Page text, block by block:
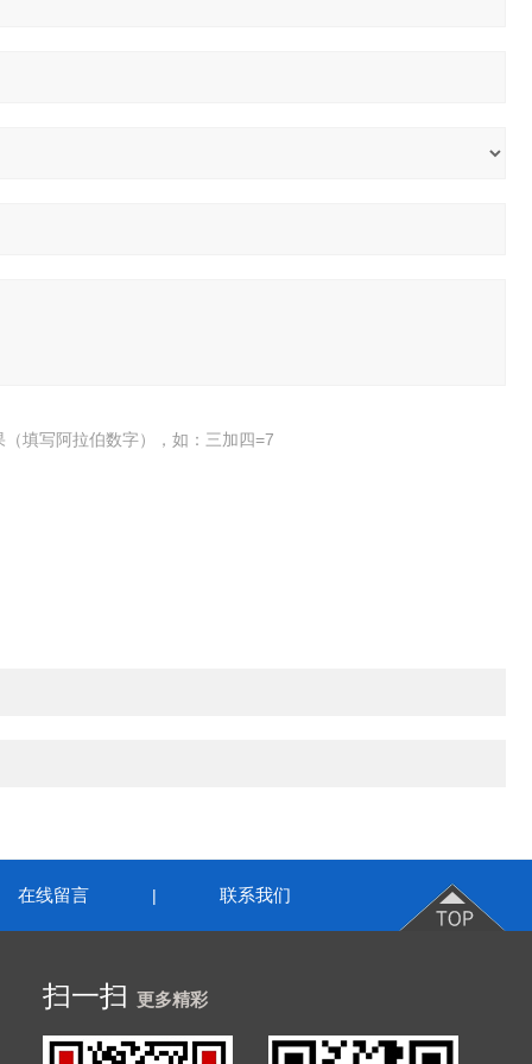
（填写阿拉伯数字），如：三加四=7
在线留言 | 联系我们
扫一扫 更多精彩